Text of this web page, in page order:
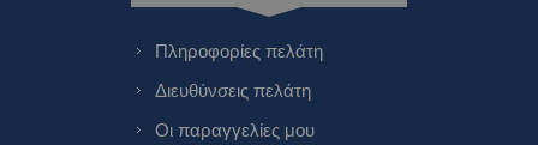
Πληροφορίες πελάτη
Διευθύνσεις πελάτη
Οι παραγγελίες μου